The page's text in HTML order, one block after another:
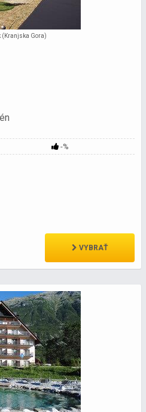
(Kranjska Gora)
-%
VYBRAŤ